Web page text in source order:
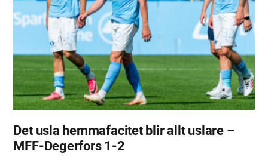
Det usla hemmafacitet blir allt uslare –
MFF-Degerfors 1-2